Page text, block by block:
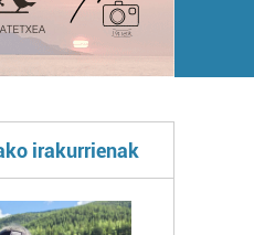
irakurrienak